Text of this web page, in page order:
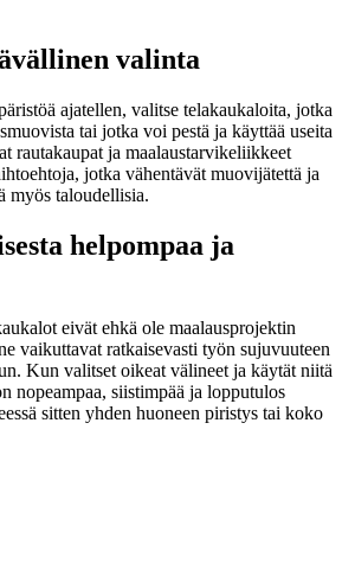
valinta
ajatellen, valitse telakaukaloita, jotka
tai jotka voi pestä ja käyttää useita
rautakaupat ja maalaustarvikeliikkeet
jotka vähentävät muovijätettä ja
myös taloudellisia.
helpompaa ja
eivät ehkä ole maalausprojektin
vaikuttavat ratkaisevasti työn sujuvuuteen
Kun valitset oikeat välineet ja käytät niitä
nopeampaa, siistimpää ja lopputulos
sitten yhden huoneen piristys tai koko